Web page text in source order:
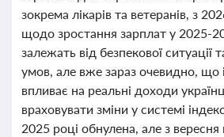
зокрема лікарів та ветеранів, з
щодо зростання зарплат у 2025-
залежать від безпекової ситуації
умов, але вже зараз очевидно, що
впливає на реальні доходи
враховувати зміни у системі
2025 році обнулена, але з вересня